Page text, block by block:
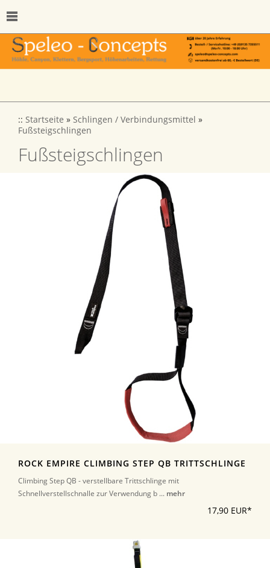
:: Startseite » Schlingen / Verbindungsmittel »
Fußsteigschlingen
Fußsteigschlingen
ROCK EMPIRE CLIMBING STEP QB TRITTSCHLINGE
Climbing Step QB - verstellbare Trittschlinge mit
Schnellverstellschnalle zur Verwendung b ... mehr
17,90 EUR*